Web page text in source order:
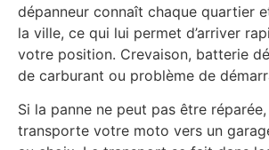
dépanneur connaît chaque quartier
la ville, ce qui lui permet d’arriver
votre position. Crevaison, batterie
de carburant ou problème de
Si la panne ne peut pas être
transporte votre moto vers un